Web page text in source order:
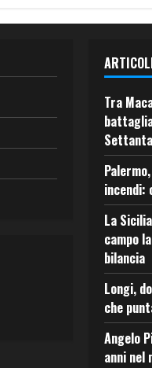
Tra
Settanta
La
campo
bilancia
Longi,
che
Angelo
anni nel